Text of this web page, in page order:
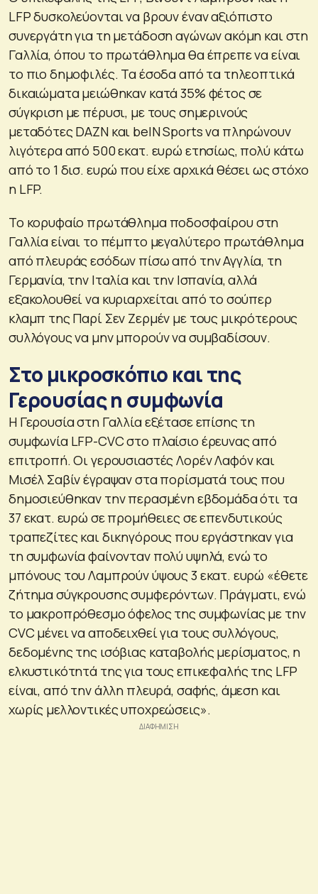
LFP δυσκολεύονται να βρουν έναν αξιόπιστο
συνεργάτη για τη μετάδοση αγώνων ακόμη και στη
Γαλλία, όπου το πρωτάθλημα θα έπρεπε να είναι
το πιο δημοφιλές. Τα έσοδα από τα τηλεοπτικά
δικαιώματα μειώθηκαν κατά 35% φέτος σε
σύγκριση με πέρυσι, με τους σημερινούς
μεταδότες DAZN και beIN Sports να πληρώνουν
λιγότερα από 500 εκατ. ευρώ ετησίως, πολύ κάτω
από το 1 δισ. ευρώ που είχε αρχικά θέσει ως στόχο
η LFP.
Το κορυφαίο πρωτάθλημα ποδοσφαίρου στη
Γαλλία είναι το πέμπτο μεγαλύτερο πρωτάθλημα
από πλευράς εσόδων πίσω από την Αγγλία, τη
Γερμανία, την Ιταλία και την Ισπανία, αλλά
εξακολουθεί να κυριαρχείται από το σούπερ
κλαμπ της Παρί Σεν Ζερμέν με τους μικρότερους
συλλόγους να μην μπορούν να συμβαδίσουν.
Στο μικροσκόπιο και της
Γερουσίας η συμφωνία
Η Γερουσία στη Γαλλία εξέτασε επίσης τη
συμφωνία LFP-CVC στο πλαίσιο έρευνας από
επιτροπή. Οι γερουσιαστές Λορέν Λαφόν και
Μισέλ Σαβίν έγραψαν στα πορίσματά τους που
δημοσιεύθηκαν την περασμένη εβδομάδα ότι τα
37 εκατ. ευρώ σε προμήθειες σε επενδυτικούς
τραπεζίτες και δικηγόρους που εργάστηκαν για
τη συμφωνία φαίνονταν πολύ υψηλά, ενώ το
μπόνους του Λαμπρούν ύψους 3 εκατ. ευρώ «έθετε
ζήτημα σύγκρουσης συμφερόντων. Πράγματι, ενώ
το μακροπρόθεσμο όφελος της συμφωνίας με την
CVC μένει να αποδειχθεί για τους συλλόγους,
δεδομένης της ισόβιας καταβολής μερίσματος, η
ελκυστικότητά της για τους επικεφαλής της LFP
είναι, από την άλλη πλευρά, σαφής, άμεση και
χωρίς μελλοντικές υποχρεώσεις».